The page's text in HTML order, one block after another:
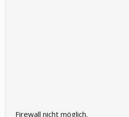
Firewall nicht möglich.